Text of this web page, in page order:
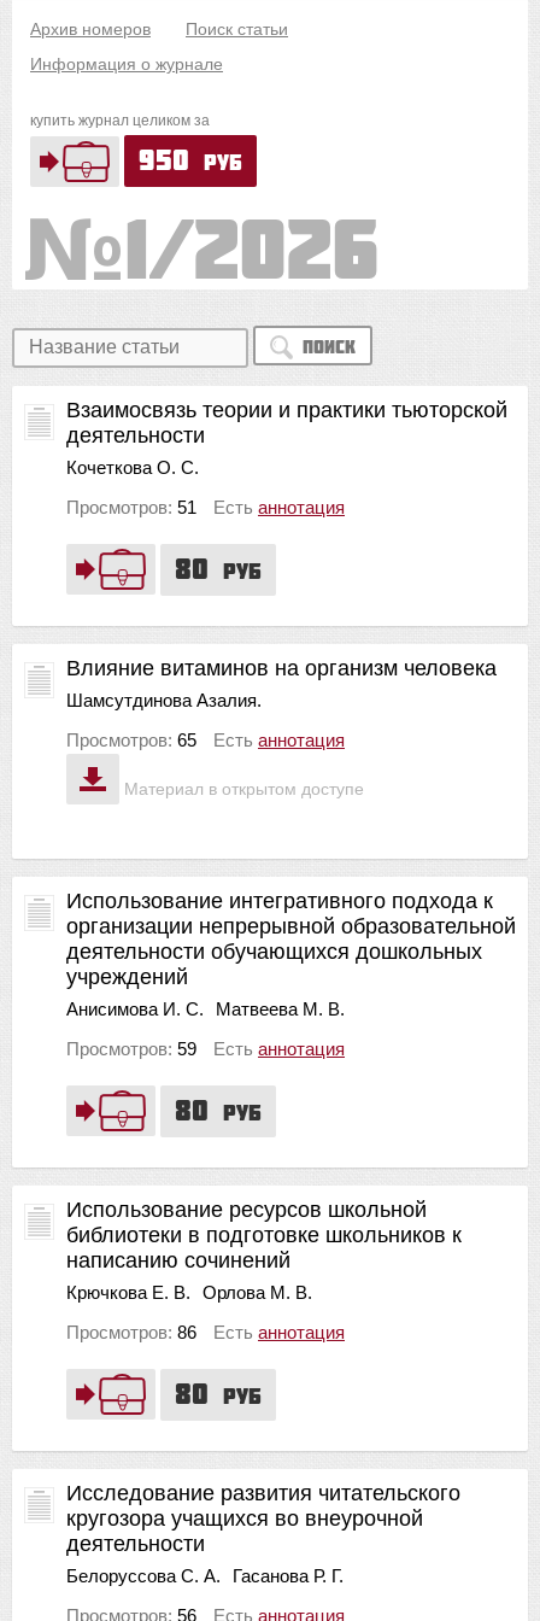
Архив номеров
Поиск статьи
Информация о журнале
купить журнал целиком за
950 руб
1/2026
Поиск
80 руб
Взаимосвязь теории и практики тьюторской
деятельности
Кочеткова О. С.
Просмотров: 51 Есть аннотация
Материал в открытом доступе
Влияние витаминов на организм человека
Шамсутдинова Азалия.
Просмотров: 65 Есть аннотация
80 руб
Использование интегративного подхода к
организации непрерывной образовательной
деятельности обучающихся дошкольных
учреждений
Анисимова И. С.
Матвеева М. В.
Просмотров: 59 Есть аннотация
80 руб
Использование ресурсов школьной
библиотеки в подготовке школьников к
написанию сочинений
Крючкова Е. В.
Орлова М. В.
Просмотров: 86 Есть аннотация
Исследование развития читательского
кругозора учащихся во внеурочной
деятельности
Белоруссова С. А.
Гасанова Р. Г.
Просмотров: 56 Есть аннотация